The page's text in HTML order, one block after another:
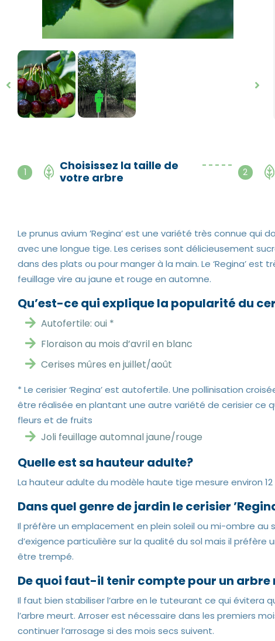
1
Choisissez la taille de
votre arbre
- - - - -
2
Le prunus avium ’Regina’ est une variété très connue qui
avec une longue tige. Les cerises sont délicieusement
dans des plats ou pour manger à la main. Le ‘Regina’ est
feuillage vire au jaune et rouge en automne.
Qu’est-ce qui explique la popularité du
Autofertile: oui *
Floraison au mois d’avril en blanc
Cerises mûres en juillet/août
* Le cerisier ‘Regina’ est autofertile. Une pollinisation
être réalisée en plantant une autre variété de cerisier ce
fleurs et de fruits
Joli feuillage automnal jaune/rouge
Quelle est sa hauteur adulte?
La hauteur adulte du modèle haute tige mesure environ
Dans quel genre de jardin le cerisier
Il préfère un emplacement en plein soleil ou mi-ombre au
d’exigence particulière sur la qualité du sol mais il préfère
être trempé.
De quoi faut-il tenir compte pour un
Il faut bien stabiliser l’arbre en le tuteurant ce qui évitera
l’arbre meurt. Arroser est nécessaire dans les premiers
continuer l’arrosage si des mois secs suivent.